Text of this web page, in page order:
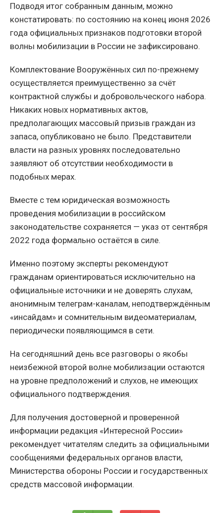
Подводя итог собранным данным, можно
констатировать: по состоянию на конец июня 2026
года официальных признаков подготовки второй
волны мобилизации в России не зафиксировано.
Комплектование Вооружённых сил по-прежнему
осуществляется преимущественно за счёт
контрактной службы и добровольческого набора.
Никаких новых нормативных актов,
предполагающих массовый призыв граждан из
запаса, опубликовано не было. Представители
власти на разных уровнях последовательно
заявляют об отсутствии необходимости в
подобных мерах.
Вместе с тем юридическая возможность
проведения мобилизации в российском
законодательстве сохраняется — указ от сентября
2022 года формально остаётся в силе.
Именно поэтому эксперты рекомендуют
гражданам ориентироваться исключительно на
официальные источники и не доверять слухам,
анонимным телеграм-каналам, неподтверждённым
«инсайдам» и сомнительным видеоматериалам,
периодически появляющимся в сети.
На сегодняшний день все разговоры о якобы
неизбежной второй волне мобилизации остаются
на уровне предположений и слухов, не имеющих
официального подтверждения.
Для получения достоверной и проверенной
информации редакция «Интересной России»
рекомендует читателям следить за официальными
сообщениями федеральных органов власти,
Министерства обороны России и государственных
средств массовой информации.